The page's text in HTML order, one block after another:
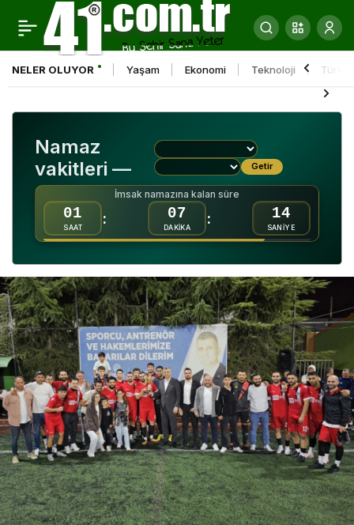
NELER OLUYOR Yaşam Ekonomi Teknoloji
Namaz
vakitleri —
Getir
İmsak namazına kalan süre
01
SAAT
: 07
DAKİKA
: 12
SANİYE
Körfez’de Çamlıtepe
Spor Kompleksi için ilk
kazma vuruldu
0 Paylaş